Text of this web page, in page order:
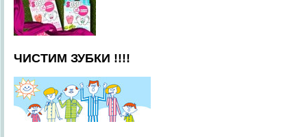
ЧИСТИМ ЗУБКИ !!!!